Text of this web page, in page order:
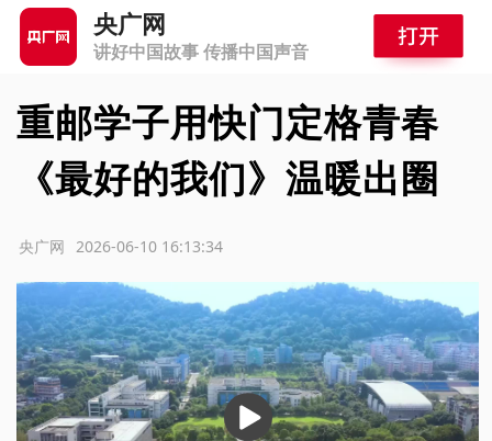
央广网
讲好中国故事 传播中国声音
重邮学子用快门定格青春
《最好的我们》温暖出圈
2026-06-10 16:13:34
央广网
播
放